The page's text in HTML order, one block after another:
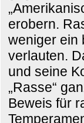
erobern.
weniger ein
verlauten.
und seine
„Rasse“
Beweis für